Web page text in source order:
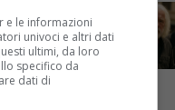
come
per la
dalla
e le informazioni
univoci e altri dati
ultimi, da loro
specifico da
dati di